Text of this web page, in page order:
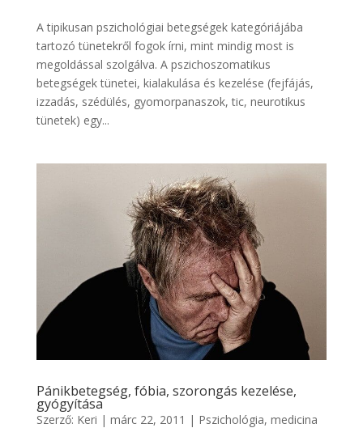
A tipikusan pszichológiai betegségek kategóriájába
tartozó tünetekről fogok írni, mint mindig most is
megoldással szolgálva. A pszichoszomatikus
betegségek tünetei, kialakulása és kezelése (fejfájás,
izzadás, szédülés, gyomorpanaszok, tic, neurotikus
tünetek) egy...
Pánikbetegség, fóbia, szorongás kezelése,
gyógyítása
Szerző: Keri | márc 22, 2011 | Pszichológia, medicina